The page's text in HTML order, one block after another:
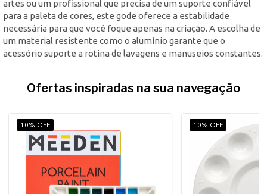
artes ou um profissional que precisa de um suporte confiável
para a paleta de cores, este gode oferece a estabilidade
necessária para que você foque apenas na criação. A escolha de
um material resistente como o alumínio garante que o
acessório suporte a rotina de lavagens e manuseios constantes.
Ofertas inspiradas na sua navegação
10% OFF 10% OFF